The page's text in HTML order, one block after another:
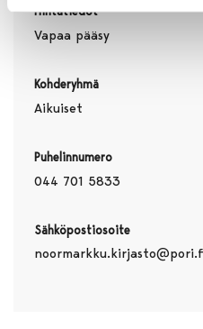
Hintatiedot
Vapaa pääsy
Kohderyhmä
Aikuiset
Puhelinnumero
044 701 5833
Sähköpostiosoite